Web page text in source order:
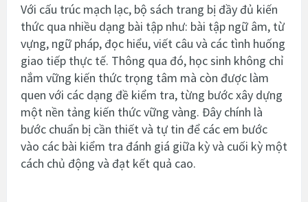
Với cấu trúc mạch lạc, bộ sách trang bị đầy đủ kiến
thức qua nhiều dạng bài tập như: bài tập ngữ âm, từ
vựng, ngữ pháp, đọc hiểu, viết câu và các tình huống
giao tiếp thực tế. Thông qua đó, học sinh không chỉ
nắm vững kiến thức trọng tâm mà còn được làm
quen với các dạng đề kiểm tra, từng bước xây dựng
một nền tảng kiến thức vững vàng. Đây chính là
bước chuẩn bị cần thiết và tự tin để các em bước
vào các bài kiểm tra đánh giá giữa kỳ và cuối kỳ một
cách chủ động và đạt kết quả cao.